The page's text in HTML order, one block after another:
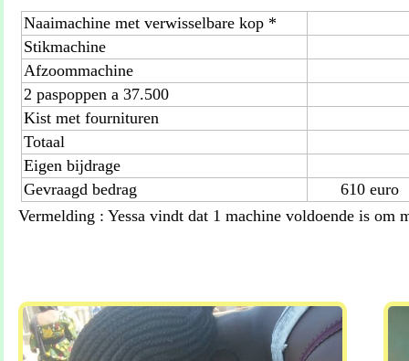
Vermelding : Yessa vindt dat 1 machine voldoende is
Naaimachine met verwisselbare kop *
Stikmachine
Afzoommachine
2 paspoppen a 37.500
Kist met fournituren
Totaal
Eigen bijdrage
Gevraagd bedrag
610